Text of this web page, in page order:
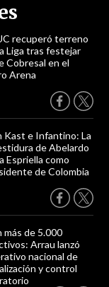
recuperó terreno
Liga tras festejar
Cobresal en el
Arena
Kast e Infantino: La
de Abelardo
Espriella como
de Colombia
más de 5.000
Arrau lanzó
nacional de
y control